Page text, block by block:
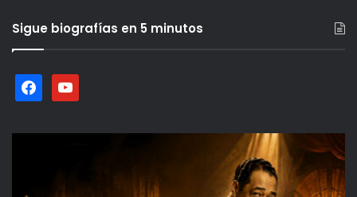
Sigue biografías en 5 minutos
facebookyoutube